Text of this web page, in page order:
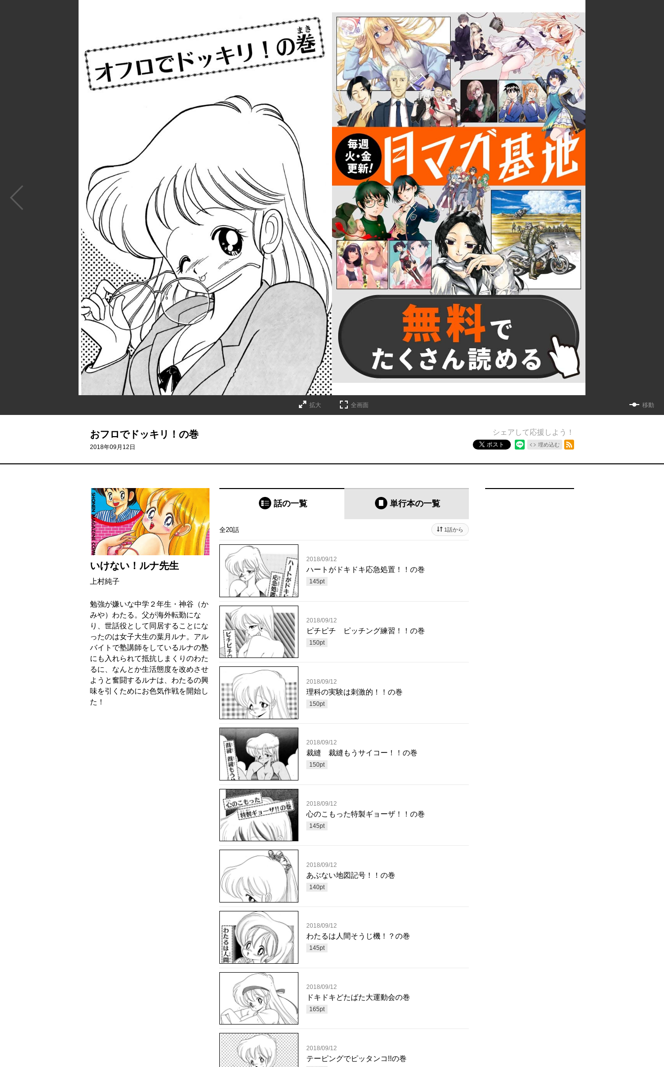
詳細ページへのリンク
拡大 全画面 移動
おフロでドッキリ！の巻
2018年09月12日
シェアして応援しよう！
ポスト 埋め込む
いけない！ルナ先生
上村純子
勉強が嫌いな中学２年生・神谷（か
みや）わたる。父が海外転勤にな
り、世話役として同居することにな
ったのは女子大生の葉月ルナ。アル
バイトで塾講師をしているルナの塾
にも入れられて抵抗しまくりのわた
るに、なんとか生活態度を改めさせ
ようと奮闘するルナは、わたるの興
味を引くためにお色気作戦を開始し
た！
話の一覧 単行本の一覧
全20話 1話から
2018/09/12
ハートがドキドキ応急処置！！の巻
145pt
2018/09/12
ピチピチ ピッチング練習！！の巻
150pt
2018/09/12
理科の実験は刺激的！！の巻
150pt
2018/09/12
裁縫 裁縫もうサイコー！！の巻
150pt
2018/09/12
心のこもった特製ギョーザ！！の巻
145pt
2018/09/12
あぶない地図記号！！の巻
140pt
2018/09/12
わたるは人間そうじ機！？の巻
145pt
2018/09/12
ドキドキどたばた大運動会の巻
165pt
2018/09/12
テーピングでピッタンコ!!の巻